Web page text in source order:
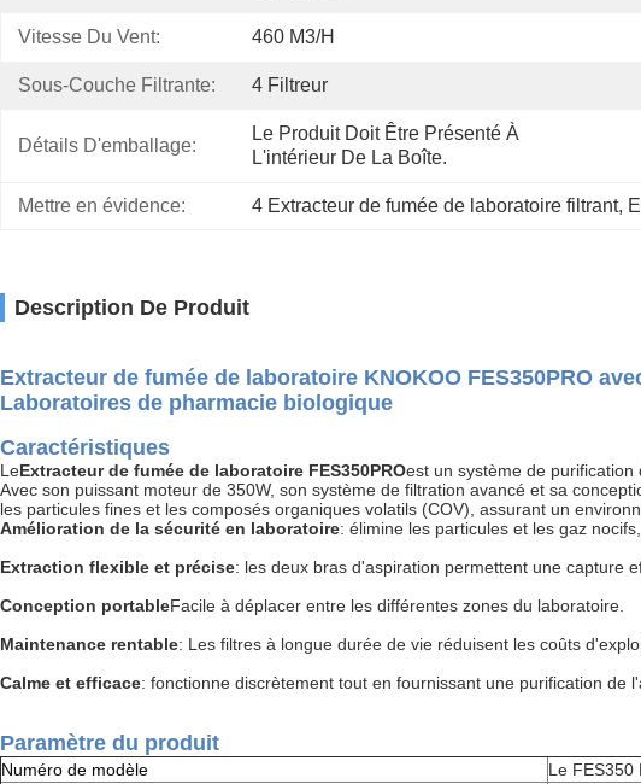
Vitesse Du Vent: 460 M3/h
Sous-Couche Filtrante: 4 Filtreur
Détails D'emballage:
Le Produit Doit Être Présenté À
L'intérieur De La Boîte.
Mettre en évidence: 4 Extracteur de fumée de laboratoire filtrant,
Description De Produit
Extracteur de fumée de laboratoire KNOKOO FES350PRO
Laboratoires de pharmacie biologique
Caractéristiques
LeExtracteur de fumée de laboratoire FES350PROest un système de
Avec son puissant moteur de 350W, son système de filtration avancé et sa
les particules fines et les composés organiques volatils (COV), assurant un
Amélioration de la sécurité en laboratoire: élimine les particules et les gaz
Extraction flexible et précise: les deux bras d'aspiration permettent une capture
Conception portableFacile à déplacer entre les différentes zones du laboratoire.
Maintenance rentable: Les filtres à longue durée de vie réduisent les coûts
Calme et efficace: fonctionne discrètement tout en fournissant une purification de
Paramètre du produit
Numéro de modèle Le FES350